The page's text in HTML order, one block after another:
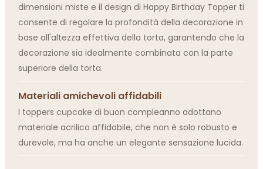
dimensioni miste e il design di Happy Birthday Topper ti
consente di regolare la profondità della decorazione in
base all'altezza effettiva della torta, garantendo che la
decorazione sia idealmente combinata con la parte
superiore della torta.
Materiali amichevoli affidabili
I toppers cupcake di buon compleanno adottano
materiale acrilico affidabile, che non è solo robusto e
durevole, ma ha anche un elegante sensazione lucida.